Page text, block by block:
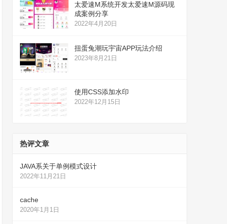
太爱速M系统开发太爱速M源码现
成案例分享
2022年4月20日
扭蛋兔潮玩宇宙APP玩法介绍
2023年8月21日
使用CSS添加水印
2022年12月15日
热评文章
JAVA系关于单例模式设计
2022年11月21日
cache
2020年1月1日